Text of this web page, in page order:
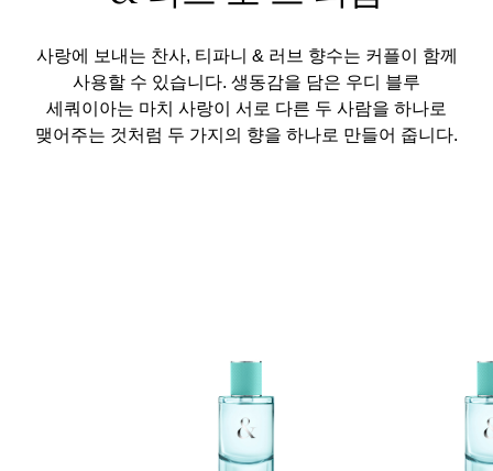
사랑에 보내는 찬사, 티파니 & 러브 향수는 커플이 함께
사용할 수 있습니다. 생동감을 담은 우디 블루
세쿼이아는 마치 사랑이 서로 다른 두 사람을 하나로
맺어주는 것처럼 두 가지의 향을 하나로 만들어 줍니다.